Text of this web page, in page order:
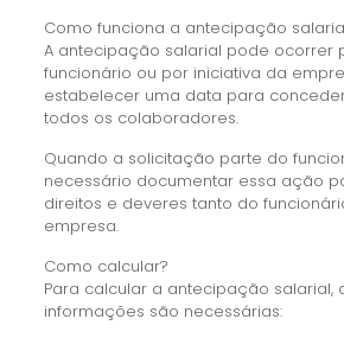
Como funciona a antecipação
A antecipação salarial pode ocorrer
funcionário ou por iniciativa da
estabelecer uma data para
todos os colaboradores.
Quando a solicitação parte do
necessário documentar essa ação
direitos e deveres tanto do
empresa.
Como calcular?
Para calcular a antecipação salarial,
informações são necessárias: